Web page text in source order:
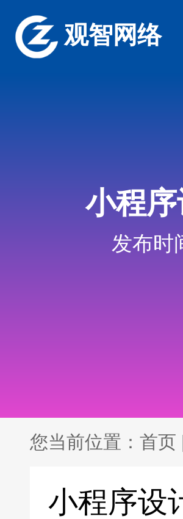
观智网络
小程
发布时
您当前位置： 首页
小程序设